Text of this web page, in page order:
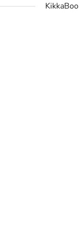
KikkaBoo